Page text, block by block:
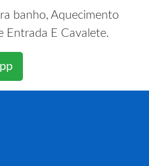
banho, Aquecimento
Entrada E Cavalete.